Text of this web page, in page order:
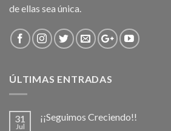
de ellas sea única.
ÚLTIMAS ENTRADAS
31
Jul
¡¡Seguimos Creciendo!!